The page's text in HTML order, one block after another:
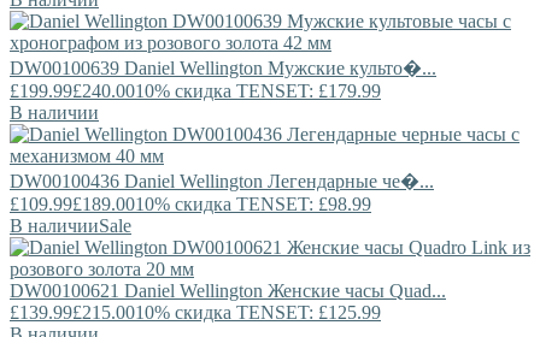
DW00100639 Daniel Wellington Мужские культо�...
£199.99£240.0010% скидка TENSET: £179.99
В наличии
DW00100436 Daniel Wellington Легендарные че�...
£109.99£189.0010% скидка TENSET: £98.99
В наличииSale
DW00100621 Daniel Wellington Женские часы Quad...
£139.99£215.0010% скидка TENSET: £125.99